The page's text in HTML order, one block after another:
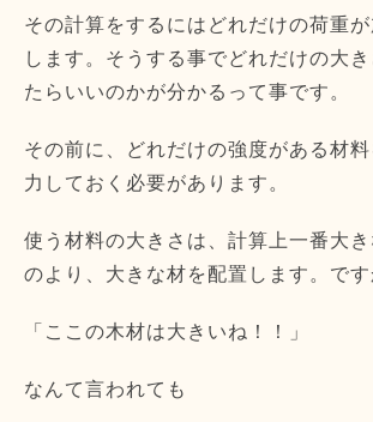
その計算をするにはどれだけの荷重
します。そうする事でどれだけの大
たらいいのかが分かるって事です。
その前に、どれだけの強度がある材
力しておく必要があります。
使う材料の大きさは、計算上一番大
のより、大きな材を配置します。で
「ここの木材は大きいね！！」
なんて言われても